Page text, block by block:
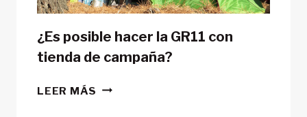
¿Es posible hacer la GR11 con
tienda de campaña?
LEER MÁS ¿ES